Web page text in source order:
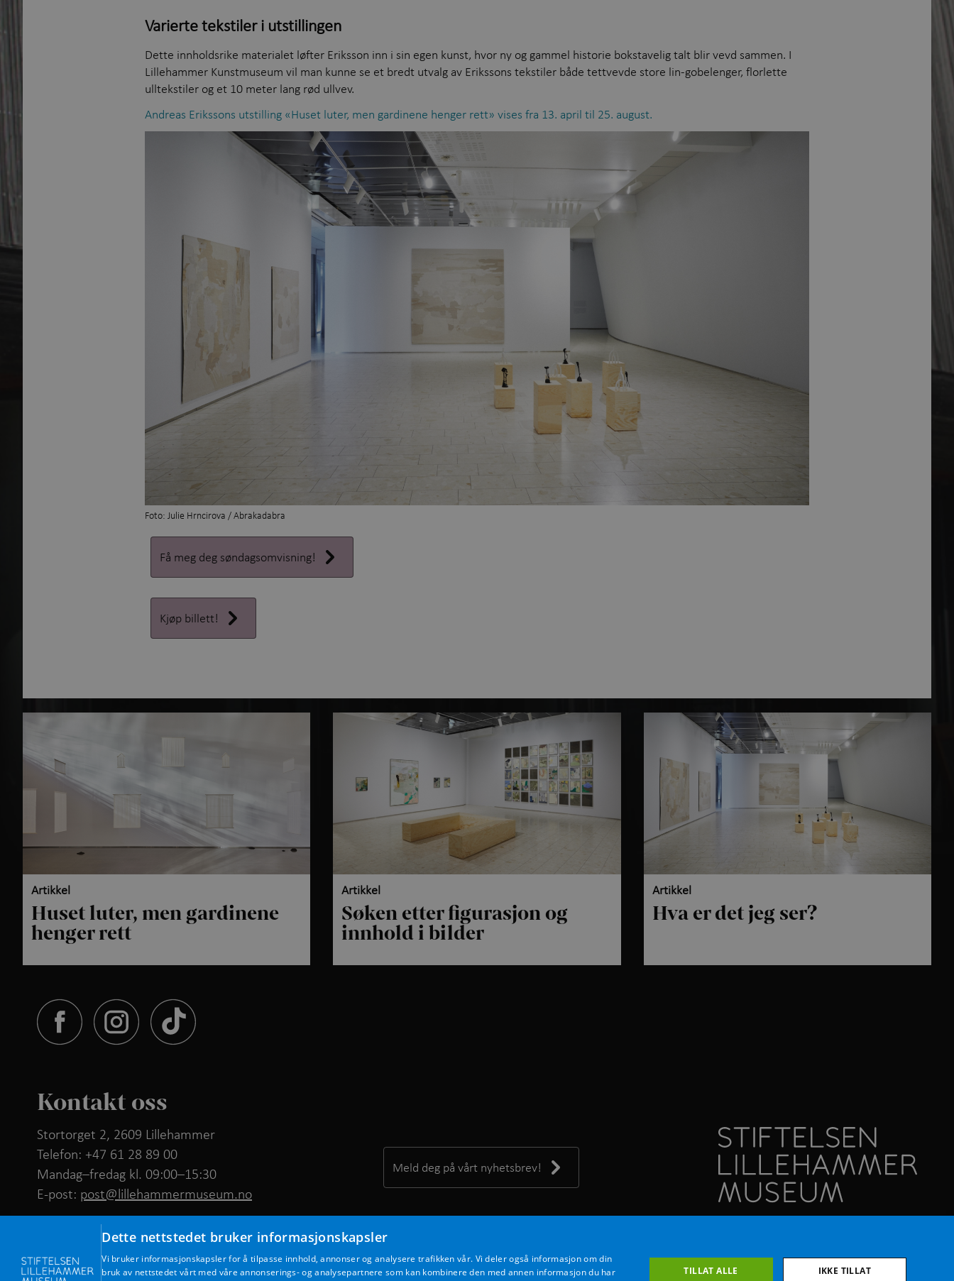
Varierte tekstiler i utstillingen
Dette innholdsrike materialet løfter Eriksson inn i sin egen kunst, hvor ny og gammel historie bokstavelig talt blir vevd sammen. I
Lillehammer Kunstmuseum vil man kunne se et bredt utvalg av Erikssons tekstiler både tettvevde store lin-gobelenger, florlette
ulltekstiler og et 10 meter lang rød ullvev.
Andreas Erikssons utstilling «Huset luter, men gardinene henger rett» vises fra 13. april til 25. august.
Foto: Julie Hrncirova / Abrakadabra
Få meg deg søndagsomvisning!
Kjøp billett!
Artikkel
Huset luter, men gardinene
henger rett
Artikkel
Søken etter figurasjon og
innhold i bilder
Artikkel
Hva er det jeg ser?
Meld deg på vårt nyhetsbrev!
Kontakt oss
Stortorget 2, 2609 Lillehammer
Telefon: +47 61 28 89 00
Mandag–fredag kl. 09:00–15:30
E-post: post@lillehammermuseum.no
Personvernerklæring
Dette nettstedet bruker informasjonskapsler
Vi bruker informasjonskapsler for å tilpasse innhold, annonser og analysere trafikken vår. Vi deler også informasjon om din
bruk av nettstedet vårt med våre annonserings- og analysepartnere som kan kombinere den med annen informasjon du har
TILLAT ALLE IKKE TILLAT